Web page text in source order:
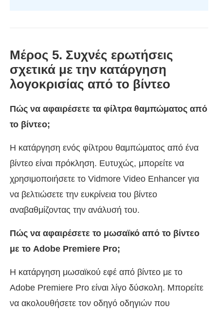
Μέρος 5. Συχνές ερωτήσεις
σχετικά με την κατάργηση
λογοκρισίας από το βίντεο
Πώς να αφαιρέσετε τα φίλτρα θαμπώματος από
το βίντεο;
Η κατάργηση ενός φίλτρου θαμπώματος από ένα
βίντεο είναι πρόκληση. Ευτυχώς, μπορείτε να
χρησιμοποιήσετε το Vidmore Video Enhancer για
να βελτιώσετε την ευκρίνεια του βίντεο
αναβαθμίζοντας την ανάλυσή του.
Πώς να αφαιρέσετε το μωσαϊκό από το βίντεο
με το Adobe Premiere Pro;
Η κατάργηση μωσαϊκού εφέ από βίντεο με το
Adobe Premiere Pro είναι λίγο δύσκολη. Μπορείτε
να ακολουθήσετε τον οδηγό οδηγιών που